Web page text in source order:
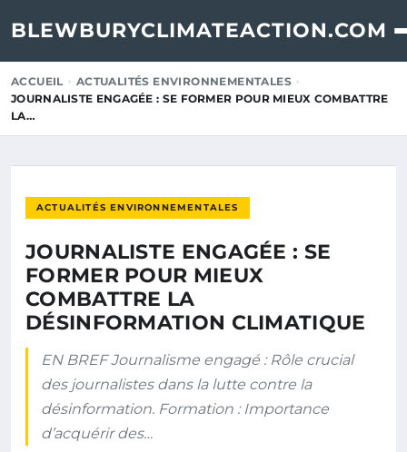
BLEWBURYCLIMATEACTION.COM
ACCUEIL
ACTUALITÉS ENVIRONNEMENTALES
JOURNALISTE ENGAGÉE : SE FORMER POUR MIEUX COMBATTRE
LA…
ACTUALITÉS ENVIRONNEMENTALES
JOURNALISTE ENGAGÉE : SE
FORMER POUR MIEUX
COMBATTRE LA
DÉSINFORMATION CLIMATIQUE
EN BREF Journalisme engagé : Rôle crucial
des journalistes dans la lutte contre la
désinformation. Formation : Importance
d’acquérir des…